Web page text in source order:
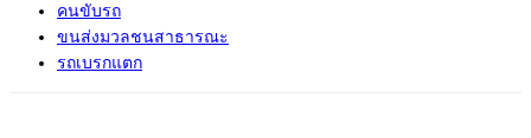
คนขับรถ
ขนส่งมวลชนสาธารณะ
รถเบรกแตก